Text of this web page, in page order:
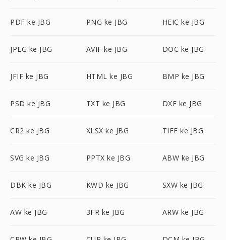
PDF ke JBG PNG ke JBG HEIC ke JBG
JPEG ke JBG AVIF ke JBG DOC ke JBG
JFIF ke JBG HTML ke JBG BMP ke JBG
PSD ke JBG TXT ke JBG DXF ke JBG
CR2 ke JBG XLSX ke JBG TIFF ke JBG
SVG ke JBG PPTX ke JBG ABW ke JBG
DBK ke JBG KWD ke JBG SXW ke JBG
AW ke JBG 3FR ke JBG ARW ke JBG